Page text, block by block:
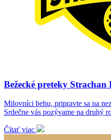
Bežecké preteky
Milovníci behu, pripravte sa na
Srdečne vás pozývame na
Čítať viac